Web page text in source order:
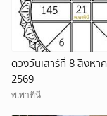
ดวงวันเสาร์ที่ 8 สิงหา
2569
พ.พาทินี